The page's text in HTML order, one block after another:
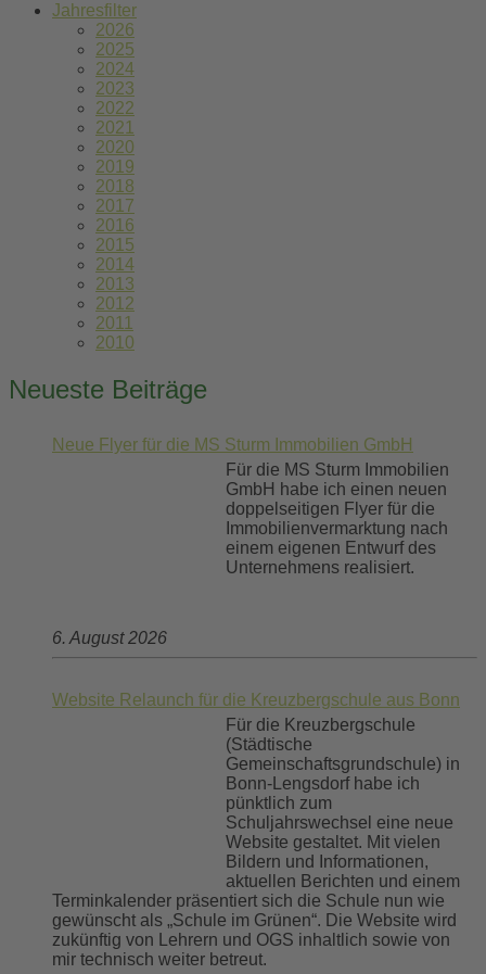
Jahresfilter
2026
2025
2024
2023
2022
2021
2020
2019
2018
2017
2016
2015
2014
2013
2012
2011
2010
Neueste Beiträge
Neue Flyer für die MS Sturm Immobilien GmbH
Für die MS Sturm Immobilien
GmbH habe ich einen neuen
doppelseitigen Flyer für die
Immobilienvermarktung nach
einem eigenen Entwurf des
Unternehmens realisiert.
6. August 2026
Website Relaunch für die Kreuzbergschule aus Bonn
Für die Kreuzbergschule
(Städtische
Gemeinschaftsgrundschule) in
Bonn-Lengsdorf habe ich
pünktlich zum
Schuljahrswechsel eine neue
Website gestaltet. Mit vielen
Bildern und Informationen,
aktuellen Berichten und einem
Terminkalender präsentiert sich die Schule nun wie
gewünscht als „Schule im Grünen“. Die Website wird
zukünftig von Lehrern und OGS inhaltlich sowie von
mir technisch weiter betreut.